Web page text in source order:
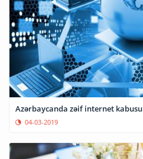
Azərbaycanda zəif internet kabusu
04-03-2019